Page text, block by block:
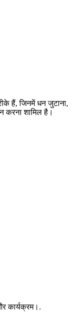
हैं, जिनमें धन जुटाना,
करना शामिल है।
कार्यक्रम।.